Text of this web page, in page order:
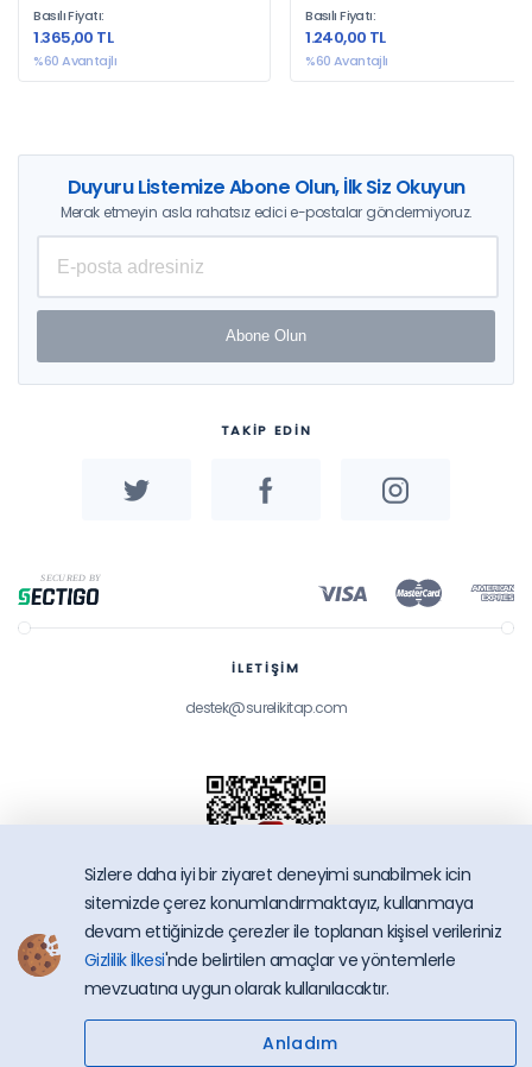
Basılı Fiyatı:
1.365,00 TL
%60 Avantajlı
Basılı Fiyatı:
1.240,00 TL
%60 Avantajlı
Duyuru Listemize Abone Olun, İlk Siz Okuyun
Merak etmeyin asla rahatsız edici e-postalar göndermiyoruz.
Abone Olun
TAKİP EDİN
İLETİŞİM
destek@surelikitap.com
SüreliKitap.com
Copyright © 2026 - Bütün Hakları Saklıdır.
Sizlere daha iyi bir ziyaret deneyimi sunabilmek icin
sitemizde çerez konumlandırmaktayız, kullanmaya
devam ettiğinizde çerezler ile toplanan kişisel verileriniz
Gizlilik İlkesi'nde belirtilen amaçlar ve yöntemlerle
mevzuatına uygun olarak kullanılacaktır.
Anladım